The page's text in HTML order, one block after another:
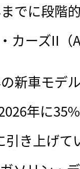
でに段階
カーズII（
新車モデ
年に
き上げ